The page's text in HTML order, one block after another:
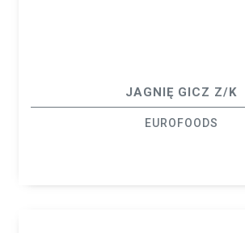
JAGNIĘ GICZ Z/K
EUROFOODS